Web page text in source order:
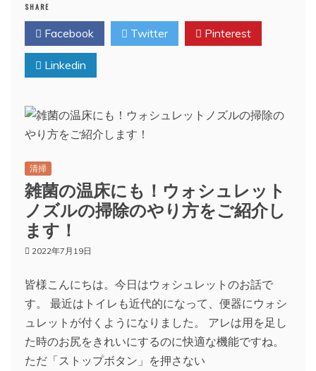
SHARE
Facebook Twitter Pinterest
Linkedin
清掃
雑菌の温床にも！ウォシュレット
ノズルの掃除のやり方をご紹介し
ます！
2022年7月19日
皆様こんにちは。今日はウォシュレットのお話で
す。 最近はトイレも近代的になって、便器にウォシ
ュレットが付くようになりました。 アレは用を足し
た時のお尻をきれいにするのに快適な機能ですね。
ただ「ストップボタン」を押さない